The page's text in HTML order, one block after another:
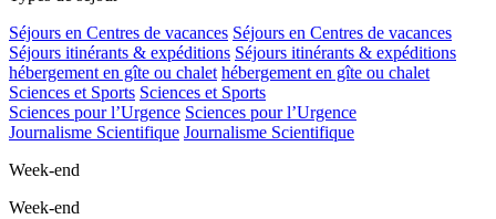
Séjours en Centres de vacances Séjours en Centres de vacances
Séjours itinérants & expéditions Séjours itinérants & expéditions
hébergement en gîte ou chalet hébergement en gîte ou chalet
Sciences et Sports Sciences et Sports
Sciences pour l’Urgence Sciences pour l’Urgence
Journalisme Scientifique Journalisme Scientifique
Week-end
Week-end